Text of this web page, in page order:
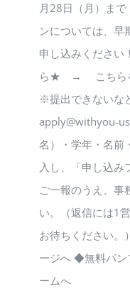
月28日（月）ま
ンについては、早
申し込みくださ
ら★ → こちらを
※提出できないな
apply@withyou-
名）・学年・名前
入し、「申し込み
ご一報のうえ、事
い。（返信には1
お待ちください
ージへ ◆無料パ
ームへ